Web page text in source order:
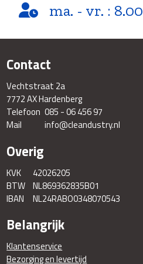
ma. - vr. :
Contact
Vechtstraat 2a
7772 AX Hardenberg
Telefoon 085 - 06 456 97
Mail
info@cleandustry.nl
Overig
KVK
42026205
BTW NL869362835B01
IBAN
NL24RABO0348070543
Belangrijk
Klantenservice
Bezorging en levertijd